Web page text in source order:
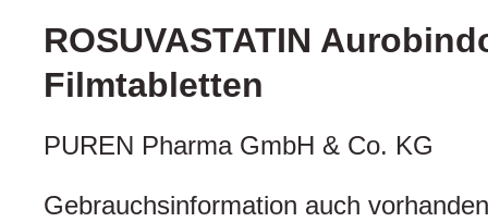
ROSUVASTATIN
Filmtabletten
PUREN Pharma GmbH & Co. KG
Gebrauchsinformation auch